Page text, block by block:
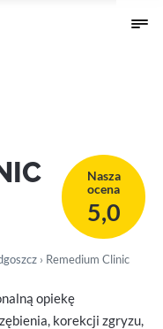
Nasza
ocena
5,0
› Remedium Clinic
opiekę
korekcji zgryzu,